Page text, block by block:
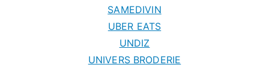
SAMEDIVIN
UBER EATS
UNDIZ
UNIVERS BRODERIE